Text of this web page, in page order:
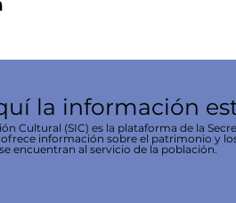
la información
Cultural (SIC) es la plataforma de la
información sobre el patrimonio y
encuentran al servicio de la población.